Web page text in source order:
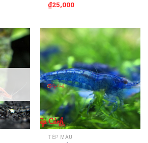
₫25,000
TÉP MÀU